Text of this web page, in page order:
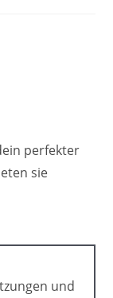
perfekter
sie
und